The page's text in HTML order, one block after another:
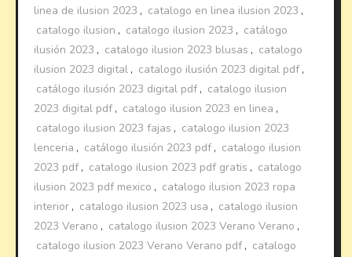
linea de ilusion 2023 , catalogo en linea ilusion 2023 ,
catalogo ilusion , catalogo ilusion 2023 , catálogo
ilusión 2023 , catalogo ilusion 2023 blusas , catalogo
ilusion 2023 digital , catalogo ilusión 2023 digital pdf ,
catálogo ilusión 2023 digital pdf , catalogo ilusion
2023 digital pdf , catalogo ilusion 2023 en linea ,
catalogo ilusion 2023 fajas , catalogo ilusion 2023
lenceria , catálogo ilusión 2023 pdf , catalogo ilusion
2023 pdf , catalogo ilusion 2023 pdf gratis , catalogo
ilusion 2023 pdf mexico , catalogo ilusion 2023 ropa
interior , catalogo ilusion 2023 usa , catalogo ilusion
2023 Verano , catalogo ilusion 2023 Verano Verano ,
catalogo ilusion 2023 Verano Verano pdf , catalogo